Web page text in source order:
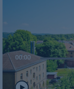
00:00